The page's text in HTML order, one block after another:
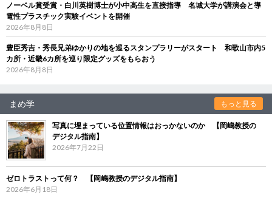
ノーベル賞受賞・白川英樹博士が小中高生を直接指導 名城大学が講演会と導
電性プラスチック実験イベントを開催
2026年8月8日
豊臣秀吉・秀長兄弟ゆかりの地を巡るスタンプラリーがスタート 和歌山市内5
カ所・近畿6カ所を巡り限定グッズをもらおう
2026年8月8日
まめ学 もっと見る
写真に埋まっている位置情報はおっかないのか 【岡嶋教授の
デジタル指南】
2026年7月22日
ゼロトラストって何？ 【岡嶋教授のデジタル指南】
2026年6月18日